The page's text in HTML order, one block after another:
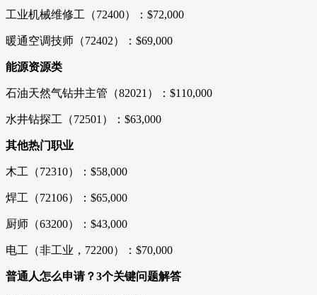
工业机械维修工（72400）：$72,000
暖通空调技师（72402）：$69,000
能源资源类
石油天然气钻井主管（82021）：$110,000
水井钻探工（72501）：$63,000
其他热门职业
木工（72310）：$58,000
焊工（72106）：$65,000
厨师（63200）：$43,000
电工（非工业，72200）：$70,000
普通人怎么申请？3个关键问题解答